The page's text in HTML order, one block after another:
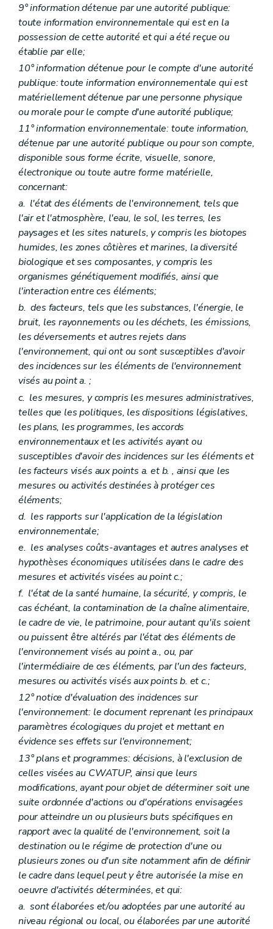
Section II Objectifs en matière de réparation
Art. D106
Section III
Identification des mesures de réparation
Art. D107
Art. D108
Art. D109
Art. D110
Art. D111
Titre VI Obligations de l'exploitant
Chapitre premier Action de prévention
Art. D112
Chapitre II Action de réparation
Art. D113
Titre VII Missions de l'autorité compétente
Art. D114
Art. D115
Art. D116
Art. D117
Art. D118
Art. D119
Art. D120
Art. D121
Titre VIII Coûts liés à la prévention et à la réparation
Art. D122
Art. D123
Art. D124
Art. D125
Art. D126
Art. D127
Art. D128
Art. D129
Art. D130
Titre IX Demandes d'action
Art. D131
Art. D132
Art. D133
Art. D134
Coopération interrégionale et internationale
Art. D135
Art. D136
Art. D137
Partie VIII Recherche, constatation, poursuite, répression et mesures de réparation des infractions en matière d'environnement – Décret du 5 juin 2008, art. 2)
Titre premier
Dispositions générales – Décret du 5 juin 2008, art. 2)
Art. D 138
Art. D 139
Titre II De la recherche et de la constatation des infractions – Décret du 5 juin 2008, art. 2)
Chapitre premier
Art. D 140
Art. D 141
Art. D 142
Art. D 143
Chapitre II Les moyens d'investigation – Décret du 5 juin 2008, art. 2)
Art. D 144
Art. D 145
Art. D 146
Art. D 147
Chapitre III Les mesures de contrainte – Décret du 5 juin 2008, art. 2)
Art. D 149
Art. D 148
Art. D 150
Titre III Dispositions pénales – Décret du 5 juin 2008, art. 2)
Art. D 155
Art. D 151
Art. D 152
Art. D 153
Art. D 154
Titre IV Mesures de restitution qui peuvent être prononcées par le juge – Décret du 5 juin 2008, art. 2)
Art. D 157
Art. D 156
Art. D 158
Titre V Extinction éventuelle de l'action publique moyennant une transaction – Décret du 5 juin 2008, art. 2)
Art. D 159
Titre VI Amendes administratives – Décret du 5 juin 2008, art. 2)
Art. D 160
Art. D 161
Art. D 162
Art. D 163
Art. D 164
Art. D 165
Art. D 166
9° information détenue par une autorité publique:
toute information environnementale qui est en la
possession de cette autorité et qui a été reçue ou
établie par elle;
10° information détenue pour le compte d'une autorité
publique: toute information environnementale qui est
matériellement détenue par une personne physique
ou morale pour le compte d'une autorité publique;
11° information environnementale: toute information,
détenue par une autorité publique ou pour son compte,
disponible sous forme écrite, visuelle, sonore,
électronique ou toute autre forme matérielle,
concernant:
a. l'état des éléments de l'environnement, tels que
l'air et l'atmosphère, l'eau, le sol, les terres, les
paysages et les sites naturels, y compris les biotopes
humides, les zones côtières et marines, la diversité
biologique et ses composantes, y compris les
organismes génétiquement modifiés, ainsi que
l'interaction entre ces éléments;
b. des facteurs, tels que les substances, l'énergie, le
bruit, les rayonnements ou les déchets, les émissions,
les déversements et autres rejets dans
l'environnement, qui ont ou sont susceptibles d'avoir
des incidences sur les éléments de l'environnement
visés au pointa. ;
c. les mesures, y compris les mesures administratives,
telles que les politiques, les dispositions législatives,
les plans, les programmes, les accords
environnementaux et les activités ayant ou
susceptibles d'avoir des incidences sur les éléments et
les facteurs visés aux points a. etb. , ainsi que les
mesures ou activités destinées à protéger ces
éléments;
d. les rapports sur l'application de la législation
environnementale;
e. les analyses coûts-avantages et autres analyses et
hypothèses économiques utilisées dans le cadre des
mesures et activités visées au pointc.;
f. l'état de la santé humaine, la sécurité, y compris, le
cas échéant, la contamination de la chaîne alimentaire,
le cadre de vie, le patrimoine, pour autant qu'ils soient
ou puissent être altérés par l'état des éléments de
l'environnement visés au point a., ou, par
l'intermédiaire de ces éléments, par l'un des facteurs,
mesures ou activités visés aux pointsb. etc.;
12° notice d'évaluation des incidences sur
l'environnement: le document reprenant les principaux
paramètres écologiques du projet et mettant en
évidence ses effets sur l'environnement;
13° plans et programmes: décisions, à l'exclusion de
celles visées au CWATUP, ainsi que leurs
modifications, ayant pour objet de déterminer soit une
suite ordonnée d'actions ou d'opérations envisagées
pour atteindre un ou plusieurs buts spécifiques en
rapport avec la qualité de l'environnement, soit la
destination ou le régime de protection d'une ou
plusieurs zones ou d'un site notamment afin de définir
le cadre dans lequel peut y être autorisée la mise en
oeuvre d'activités déterminées, et qui:
a. sont élaborées et/ou adoptées par une autorité au
niveau régional ou local, ou élaborées par une autorité